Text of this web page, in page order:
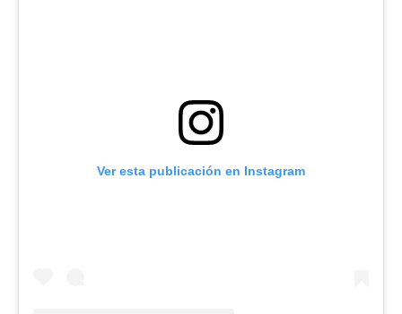
Ver esta publicación en Instagram